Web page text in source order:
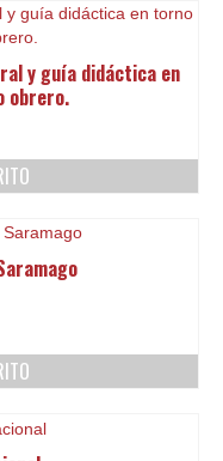
y guía didáctica en
obrero.